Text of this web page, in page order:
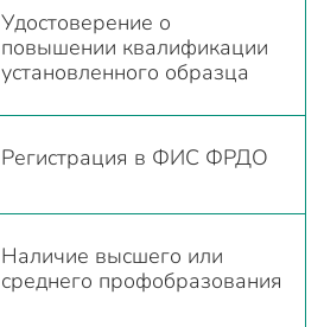
Удостоверение о
повышении квалификации
установленного образца
Регистрация в ФИС ФРДО
Наличие высшего или
среднего профобразования